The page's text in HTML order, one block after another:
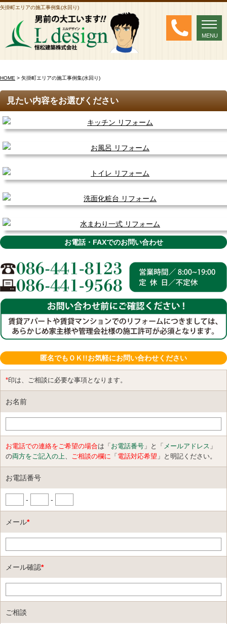
矢掛町エリアの施工事例集(水回り)
MENU
HOME > 矢掛町エリアの施工事例集(水回り)
見たい内容をお選びください
お電話・FAXでのお問い合わせ
匿名でもＯＫ!!お気軽にお問い合わせください
*印は、ご相談に必要な事項となります。
お名前
お電話での連絡をご希望の場合は「 お電話番号 」と「 メールアドレス 」
の両方をご記入の上、 ご相談の欄に 「 電話対応希望 」と明記ください。
お電話番号
- -
メール*
メール確認*
ご相談
MENU